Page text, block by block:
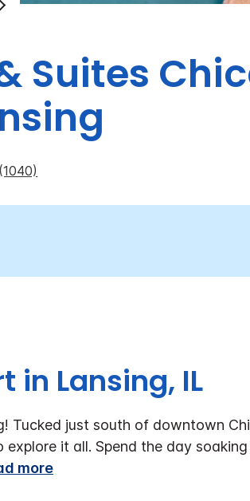
Suites
(1040)
in Lansing, IL
Tucked just south of downtown
it all. Spend the day soaking
more